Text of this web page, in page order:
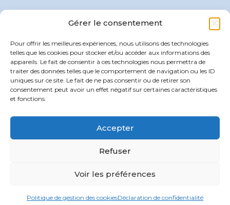
Gérer le consentement
Pour offrir les meilleures expériences, nous utilisons des technologies
telles que les cookies pour stocker et/ou accéder aux informations des
appareils. Le fait de consentir à ces technologies nous permettra de
traiter des données telles que le comportement de navigation ou les ID
uniques sur ce site. Le fait de ne pas consentir ou de retirer son
consentement peut avoir un effet négatif sur certaines caractéristiques
et fonctions.
Accepter
Refuser
Voir les préférences
Politique de gestion des cookiesDéclaration de confidentialité
Politique de confidentialité
CGU
CONTACT
Contactez-nous